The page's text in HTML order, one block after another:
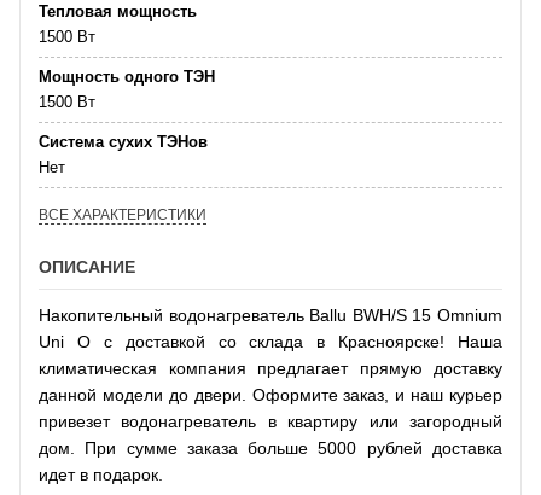
Тепловая мощность
1500 Вт
Мощность одного ТЭН
1500 Вт
Система сухих ТЭНов
Нет
ВСЕ ХАРАКТЕРИСТИКИ
ОПИСАНИЕ
Накопительный водонагреватель Ballu BWH/S 15 Omnium
Uni O с доставкой со склада в Красноярске! Наша
климатическая компания предлагает прямую доставку
данной модели до двери. Оформите заказ, и наш курьер
привезет водонагреватель в квартиру или загородный
дом. При сумме заказа больше 5000 рублей доставка
идет в подарок.